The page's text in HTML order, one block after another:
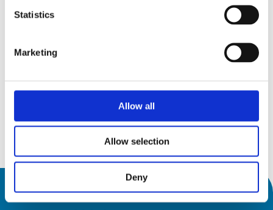
Statistics
Marketing
Allow all
Allow selection
Deny
9月26
9月26
發現